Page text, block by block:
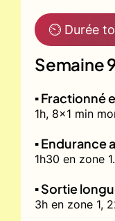
⏲ Durée
Semaine
▪️ Fractionné
1h, 8x1 min
▪️ Endurance
1h30 en zone 1.
▪️ Sortie
3h en zone 1,